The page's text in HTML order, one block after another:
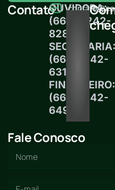
ContatoOUVIDORA:
(66) 99242-
8289
SECRETARIA:
(66)99242-
6313
FINANCEIRO:
(66)99242-
6497
Fale Conosco